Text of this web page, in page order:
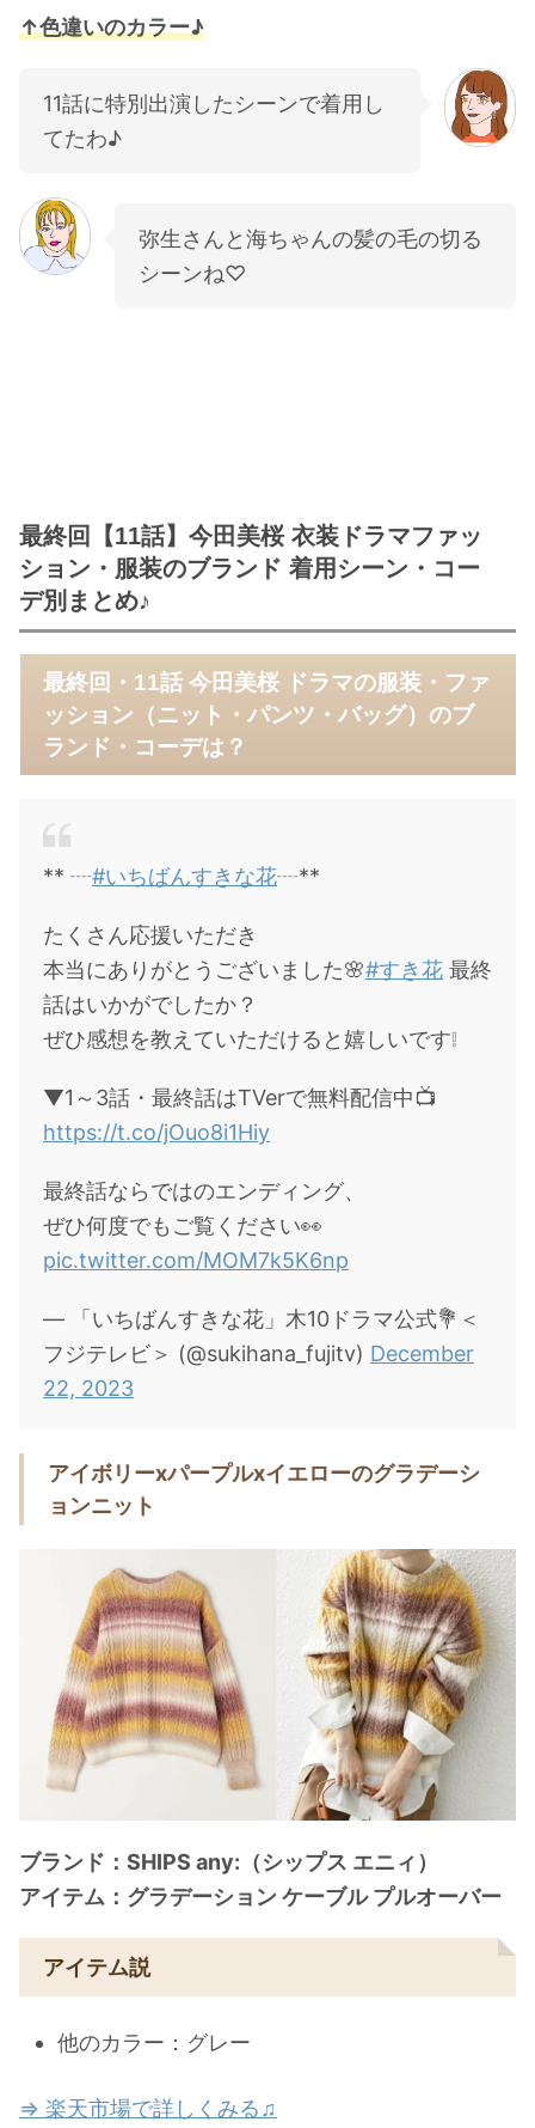
↑色違いのカラー♪
11話に特別出演したシーンで着用し
てたわ♪
弥生さんと海ちゃんの髪の毛の切る
シーンね♡
最終回【11話】今田美桜 衣装ドラマファッ
ション・服装のブランド 着用シーン・コー
デ別まとめ♪
最終回・11話 今田美桜 ドラマの服装・ファ
ッション（ニット・パンツ・バッグ）のブ
ランド・コーデは？
** ┈#いちばんすきな花┈**
たくさん応援いただき
本当にありがとうございました🌸#すき花 最終
話はいかがでしたか？
ぜひ感想を教えていただけると嬉しいです❕
▼1～3話・最終話はTVerで無料配信中📺
https://t.co/jOuo8i1Hiy
最終話ならではのエンディング、
ぜひ何度でもご覧ください👀
pic.twitter.com/MOM7k5K6np
— 「いちばんすきな花」木10ドラマ公式💐＜
フジテレビ＞ (@sukihana_fujitv) December
22, 2023
アイボリーxパープルxイエローのグラデーシ
ョンニット
ブランド：SHIPS any:（シップス エニィ）
アイテム：グラデーション ケーブル プルオーバー
アイテム説
他のカラー：グレー
⇒ 楽天市場で詳しくみる♫